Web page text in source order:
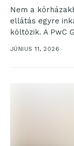
Nem a
ellátás egyre
költözik. A PwC
JÚNIUS 11, 2026